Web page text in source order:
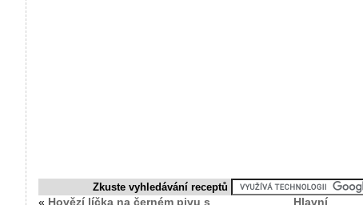
Zkuste vyhledávání receptů
« Hovězí líčka na černém pivu s
Hlavní